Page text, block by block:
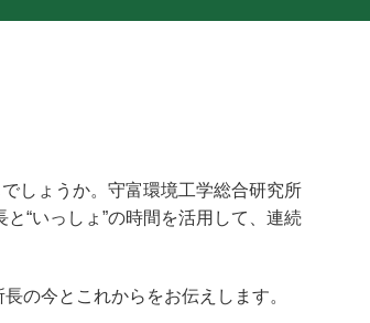
しょうか。守富環境工学総合研究所
“いっしょ”の時間を活用して、連続
の今とこれからをお伝えします。